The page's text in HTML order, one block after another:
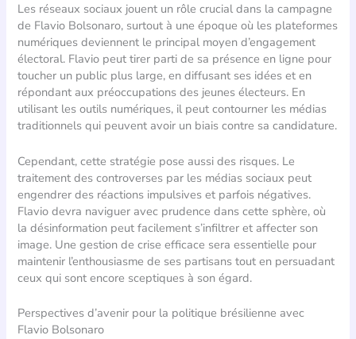
Les réseaux sociaux jouent un rôle crucial dans la campagne
de Flavio Bolsonaro, surtout à une époque où les plateformes
numériques deviennent le principal moyen d’engagement
électoral. Flavio peut tirer parti de sa présence en ligne pour
toucher un public plus large, en diffusant ses idées et en
répondant aux préoccupations des jeunes électeurs. En
utilisant les outils numériques, il peut contourner les médias
traditionnels qui peuvent avoir un biais contre sa candidature.
Cependant, cette stratégie pose aussi des risques. Le
traitement des controverses par les médias sociaux peut
engendrer des réactions impulsives et parfois négatives.
Flavio devra naviguer avec prudence dans cette sphère, où
la désinformation peut facilement s’infiltrer et affecter son
image. Une gestion de crise efficace sera essentielle pour
maintenir l’enthousiasme de ses partisans tout en persuadant
ceux qui sont encore sceptiques à son égard.
Perspectives d’avenir pour la politique brésilienne avec
Flavio Bolsonaro